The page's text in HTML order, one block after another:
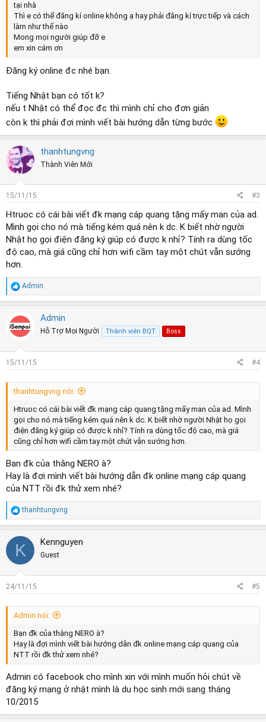
tại nhà
Thì e có thể đăng kí online không ạ hay phải đăng kí trực tiếp và cách
làm như thế nào
Mong mọi người giúp đỡ e
em xin cám ơn
Đăng ký online đc nhé bạn.
Tiếng Nhật bạn có tốt k?
nếu t Nhật có thể đọc đc thì mình chỉ cho đơn giản
còn k thì phải đợi mình viết bài hướng dẫn từng bước
thanhtungvng
Thành Viên Mới
15/11/15 #3
Htruoc có cái bài viết đk mạng cáp quang tặng mấy man của ad.
Mình gọi cho nó mà tiếng kém quá nên k dc. K biết nhờ người
Nhật họ gọi điện đăng ký giúp có được k nhỉ? Tính ra dùng tốc
độ cao, mà giá cũng chỉ hơn wifi cầm tay một chút vẫn sướng
hơn.
R
e
a
c
t
i
n
s
Admin
Admin
Hỗ Trợ Mọi Người Thành viên BQT Boss
15/11/15 #4
thanhtungvng nói:
Htruoc có cái bài viết đk mạng cáp quang tặng mấy man của ad. Mình
gọi cho nó mà tiếng kém quá nên k dc. K biết nhờ người Nhật họ gọi
điện đăng ký giúp có được k nhỉ? Tính ra dùng tốc độ cao, mà giá
cũng chỉ hơn wifi cầm tay một chút vẫn sướng hơn.
Bạn đk của thằng NERO à?
Hay là đợi mình viết bài hướng dẫn đk online mạng cáp quang
của NTT rồi đk thử xem nhé?
R
e
a
c
t
i
o
n
s
thanhtungvng
K Kennguyen
Guest
24/11/15 #5
Admin nói:
Bạn đk của thằng NERO à?
Hay là đợi mình viết bài hướng dẫn đk online mạng cáp quang của
NTT rồi đk thử xem nhé?
Admin có facebook cho mình xin với mình muốn hỏi chút về
đăng ký mạng ở nhật mình là du học sinh mới sang tháng
10/2015